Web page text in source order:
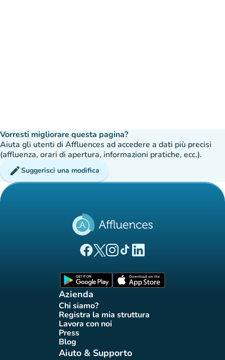
Vorresti migliorare questa pagina?
Aiuta gli utenti di Affluences ad accedere a dati più precisi
(affluenza, orari di apertura, informazioni pratiche, ecc.).
editSuggerisci una modifica
(nuova scheda)
(nuova scheda)
(nuova scheda)
(nuova scheda)
(nuova scheda)
Azienda
Chi siamo?(nuova scheda)
Registra la mia struttura
(nuova scheda)
Lavora con noi
(nuova scheda)
Press(nuova scheda)
Blog(nuova scheda)
Aiuto & Supporto